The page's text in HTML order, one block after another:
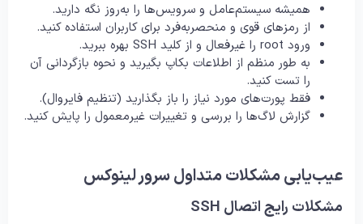
همیشه سیستم‌عامل و سرویس‌ها را به‌روز نگه دارید.
از رمزهای قوی و منحصربه‌فرد برای کاربران استفاده کنید.
ورود root را غیرفعال و از کلید SSH بهره ببرید.
به طور منظم از اطلاعات بکاپ بگیرید و نحوه بازگردانی آن
را تست کنید.
فقط پورت‌های مورد نیاز را باز بگذارید (تنظیم فایروال).
گزارش لاگ‌ها را بررسی و تغییرات غیرمعمول را پایش کنید.
عیب‌یابی مشکلات متداول سرور لینوکس
مشکلات رایج اتصال SSH